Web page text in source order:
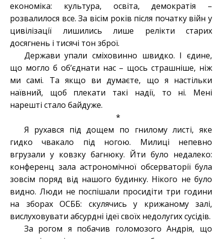
економіка: культура, освіта, демократія –
розвалилося все. За вісім років після початку війн у
цивілізації лишились лише релікти старих
досягнень і тисячі тон зброї.
Держави упали сміховинно швидко. І єдине,
що могло б об’єднати нас – щось страшніше, ніж
ми самі. Та якщо ви думаєте, що я настільки
наївний, щоб плекати такі надії, то ні. Мені
нарешті стало байдуже.
*
Я рухався під дощем по гнилому листі, яке
гидко чвакало під ногою. Милиці непевно
вгрузали у ковзку багнюку. Йти було недалеко:
конференц зала астрономічної обсерваторії була
зовсім поряд від нашого будинку. Нікого не було
видно. Люди не поспішали просидіти три години
на зборах ОСББ: скулячись у крижаному залі,
вислуховувати абсурдні ідеї своїх недолугих сусідів.
За рогом я побачив голомозого Андрія, що